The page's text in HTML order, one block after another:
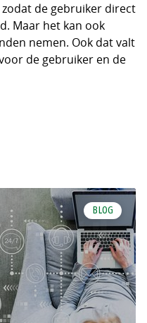
de gebruiker direct
Maar het kan ook
nemen. Ook dat valt
de gebruiker en de
BLOG